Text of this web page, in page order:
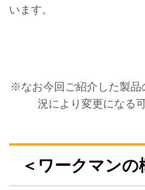
います。
※なお今回ご紹介した製品
況により変更になる
＜ワークマンの